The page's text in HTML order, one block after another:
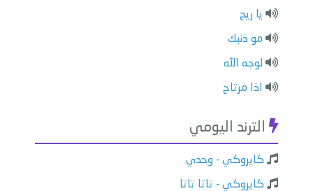
يا ريح
مو ذنبك
لوجه الله
اذا مرتاح
الترند اليومي
كايروكي - وحدي
كايروكي - تاتا تاتا